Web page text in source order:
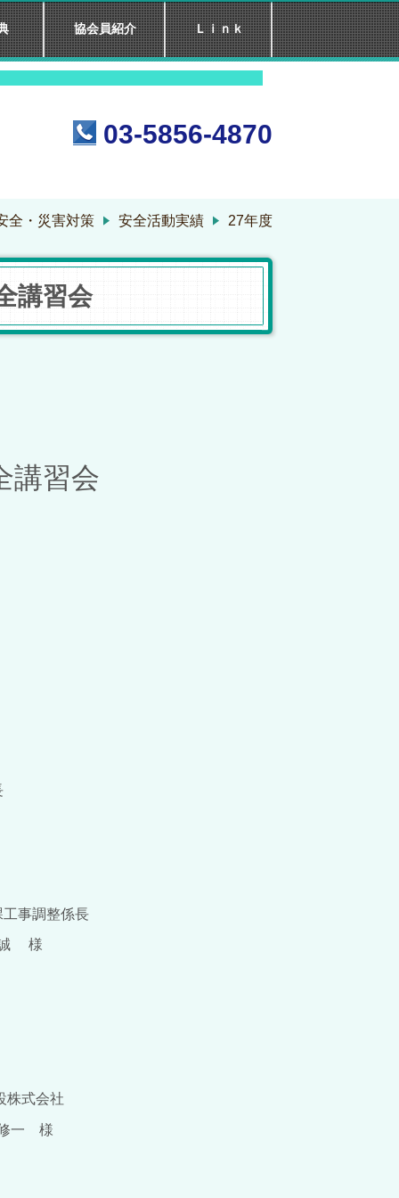
協会員紹介 Ｌｉｎｋ
６5 年
03-5856-4870
全・災害対策 安全活動実績 27年度
講習会
講習会
係長
社